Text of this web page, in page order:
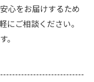
心をお届けするため
にご相談ください。
。